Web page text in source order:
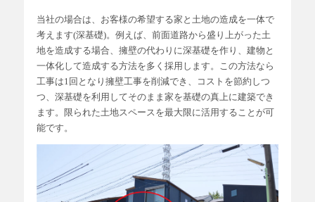
当社の場合は、お客様の希望する家と土地の造成を一体で
考えます(深基礎)。例えば、前面道路から盛り上がった土
地を造成する場合、擁壁の代わりに深基礎を作り、建物と
一体化して造成する方法を多く採用します。この方法なら
工事は1回となり擁壁工事を削減でき、コストを節約しつ
つ、深基礎を利用してそのまま家を基礎の真上に建築でき
ます。限られた土地スペースを最大限に活用することが可
能です。